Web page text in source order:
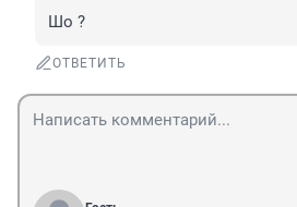
Шо ?
ОТВЕТИТЬ